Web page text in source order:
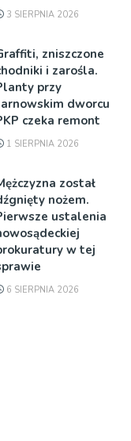
3 SIERPNIA 2026
zniszczone
i zarośla.
przy
dworcu
czeka remont
1 SIERPNIA 2026
został
nożem.
ustalenia
w tej
6 SIERPNIA 2026